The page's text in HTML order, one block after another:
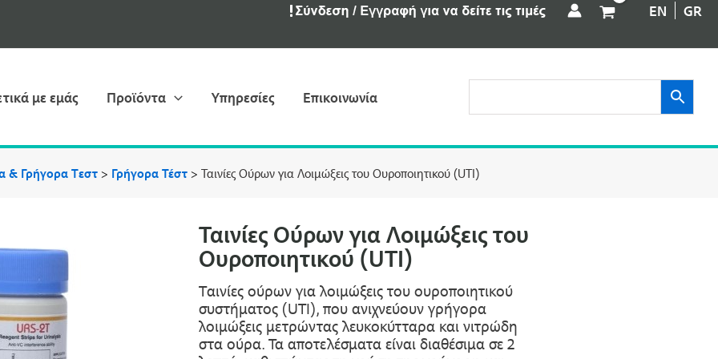
EN GR
με εμάς Προϊόντα Υπηρεσίες Επικοινωνία
& Γρήγορα Tεστ > Γρήγορα Τέστ >Ταινίες Ούρων για Λοιμώξεις του Ουροποιητικού (UTI)
Ταινίες Ούρων για Λοιμώξεις του
Ουροποιητικού (UTI)
Tαινίες ούρων για λοιμώξεις του ουροποιητικού
συστήματος (UTI), που ανιχνεύουν γρήγορα
λοιμώξεις μετρώντας λευκοκύτταρα και νιτρώδη
στα ούρα. Τα αποτελέσματα είναι διαθέσιμα σε 2